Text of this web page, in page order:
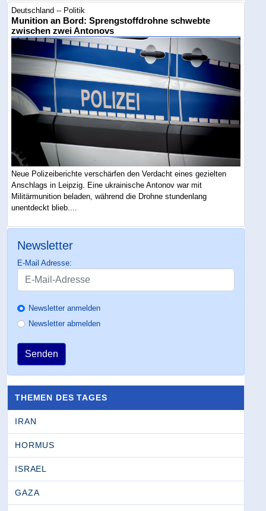
Deutschland -- Politik
Munition an Bord: Sprengstoffdrohne schwebte
zwischen zwei Antonovs
Neue Polizeiberichte verschärfen den Verdacht eines gezielten
Anschlags in Leipzig. Eine ukrainische Antonov war mit
Militärmunition beladen, während die Drohne stundenlang
unentdeckt blieb....
Newsletter
E-Mail Adresse:
Newsletter anmelden
Newsletter abmelden
Senden
THEMEN DES TAGES
IRAN
HORMUS
ISRAEL
GAZA